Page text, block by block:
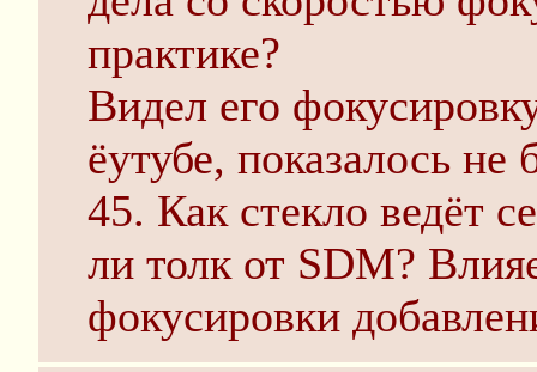
практике?
Видел его
ёутубе, показалось не
45. Как стекло ведёт
ли толк от SDM?
фокусировки